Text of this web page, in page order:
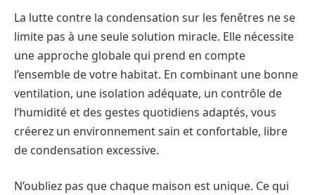
La lutte contre la condensation sur les fenêtres ne se
limite pas à une seule solution miracle. Elle nécessite
une approche globale qui prend en compte
l’ensemble de votre habitat. En combinant une bonne
ventilation, une isolation adéquate, un contrôle de
l’humidité et des gestes quotidiens adaptés, vous
créerez un environnement sain et confortable, libre
de condensation excessive.
N’oubliez pas que chaque maison est unique. Ce qui